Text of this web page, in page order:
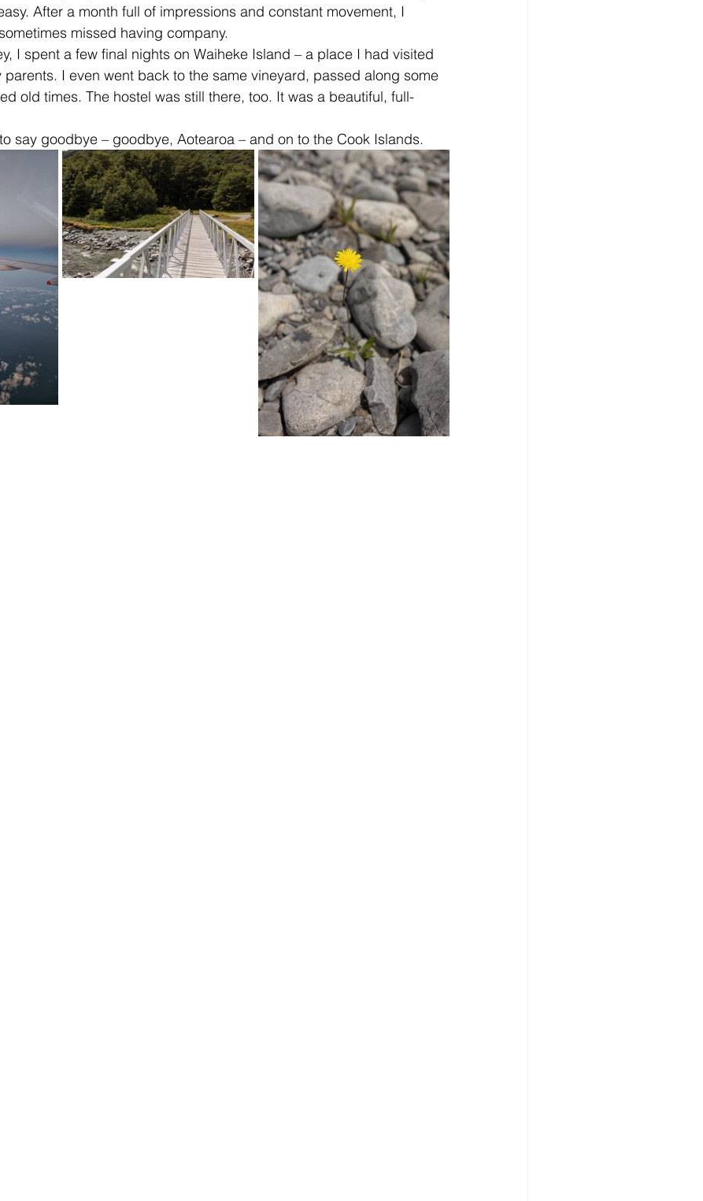
After a month full of impressions and constant movement, I
missed having company.
I spent a few final nights on Waiheke Island – a place I had visited
parents. I even went back to the same vineyard, passed along some
old times. The hostel was still there, too. It was a beautiful, full-
say goodbye – goodbye, Aotearoa – and on to the Cook Islands.